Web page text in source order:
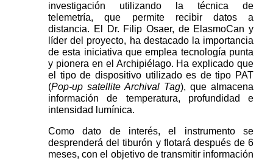
investigación utilizando la técnica de
telemetría, que permite recibir datos a
distancia. El Dr. Filip Osaer, de ElasmoCan y
líder del proyecto, ha destacado la importancia
de esta iniciativa que emplea tecnología punta
y pionera en el Archipiélago. Ha explicado que
el tipo de dispositivo utilizado es de tipo PAT
(Pop-up satellite Archival Tag), que almacena
información de temperatura, profundidad e
intensidad lumínica.
Como dato de interés, el instrumento se
desprenderá del tiburón y flotará después de 6
meses, con el objetivo de transmitir información